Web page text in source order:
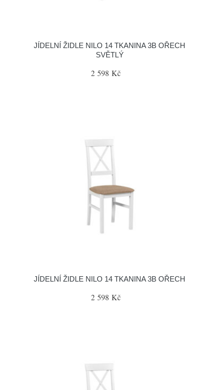
JÍDELNÍ ŽIDLE NILO 14 TKANINA 3B OŘECH
SVĚTLÝ
2 598 Kč
JÍDELNÍ ŽIDLE NILO 14 TKANINA 3B OŘECH
2 598 Kč